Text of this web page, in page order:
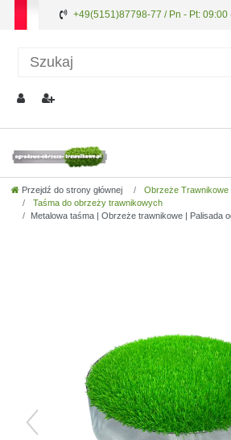
+49(5151)87798-77 / Pn - Pt: 09:00
Przejdź do strony głównej
Obrzeże Trawnikowe
Taśma do obrzeży trawnikowych
Metalowa taśma | Obrzeże trawnikowe | Palisada